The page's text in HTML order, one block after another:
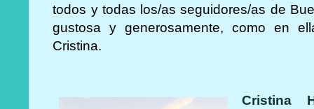
todos y todas los/as seguidores/as de
gustosa y generosamente, como en
Cristina.
Cristina